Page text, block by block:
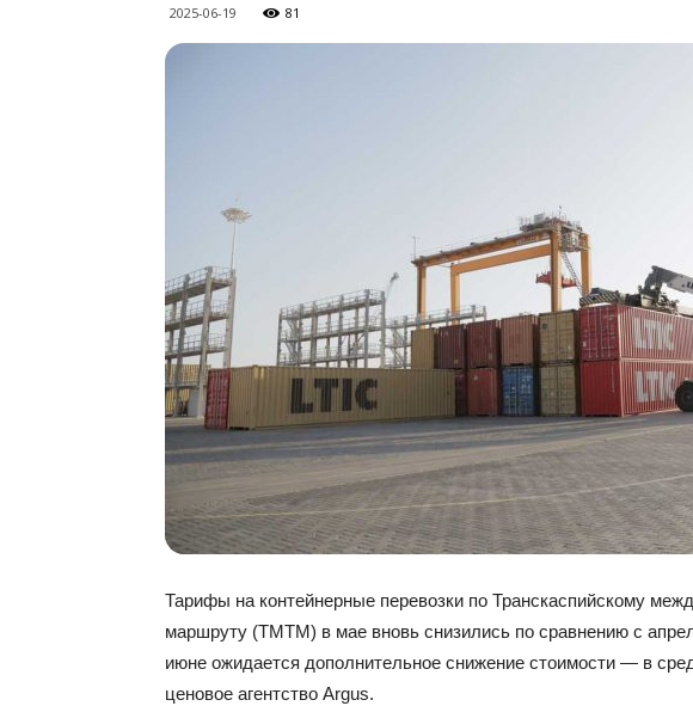
2025-06-19 81
Тарифы на контейнерные перевозки по Транскаспийскому
маршруту (ТМТМ) в мае вновь снизились по сравнению с
июне ожидается дополнительное снижение стоимости — в
ценовое агентство Argus.